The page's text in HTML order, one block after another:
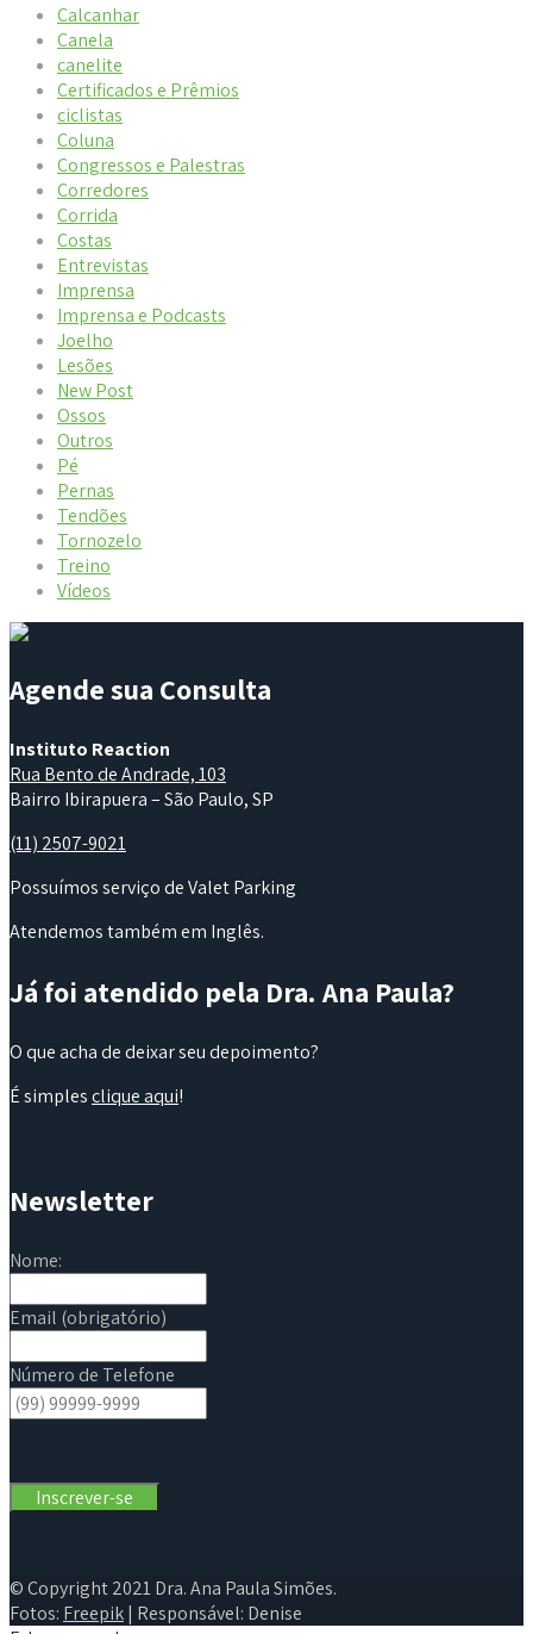
Calcanhar
Canela
canelite
Certificados e Prêmios
ciclistas
Coluna
Congressos e Palestras
Corredores
Corrida
Costas
Entrevistas
Imprensa
Imprensa e Podcasts
Joelho
Lesões
New Post
Ossos
Outros
Pé
Pernas
Tendões
Tornozelo
Treino
Vídeos
Agende sua Consulta
Instituto Reaction
Rua Bento de Andrade, 103
Bairro Ibirapuera – São Paulo, SP
(11) 2507-9021
Possuímos serviço de Valet Parking
Atendemos também em Inglês.
Já foi atendido pela Dra. Ana Paula?
O que acha de deixar seu depoimento?
É simplesclique aqui!
Newsletter
Nome:
Email (obrigatório)
Número de Telefone
© Copyright 2021 Dra. Ana Paula Simões.
Fotos: Freepik| Responsável: Denise